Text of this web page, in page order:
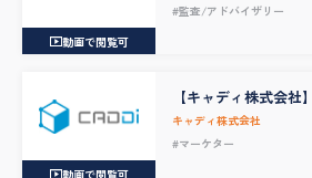
動画で閲覧可
#監査/アドバイザリー
動画で閲覧可
【キャディ株式会社
ング（インサイドセ
キャディ株式会社
#マーケター